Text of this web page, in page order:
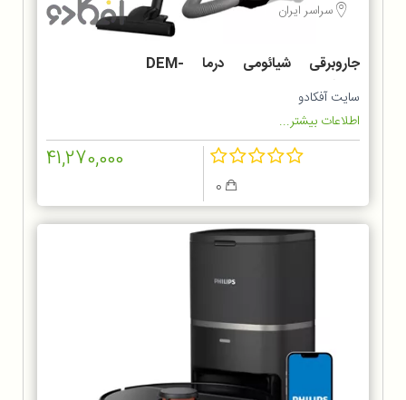
سراسر ایران
جاروبرقی شیائومی درما DEM-
TJ301W
سایت آفکادو
اطلاعات بیشتر...
41,270,000